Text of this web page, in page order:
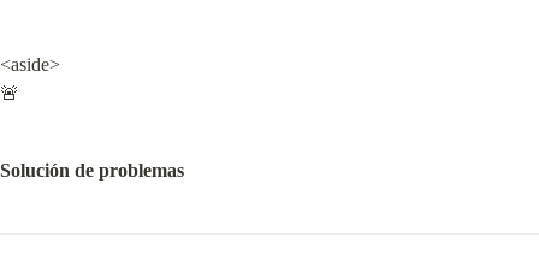
<aside>
🚨
Solución de problemas